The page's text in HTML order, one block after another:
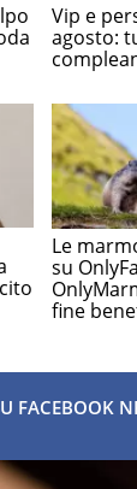
Vip e
agosto:
Le
su
fine
FACEBOOK